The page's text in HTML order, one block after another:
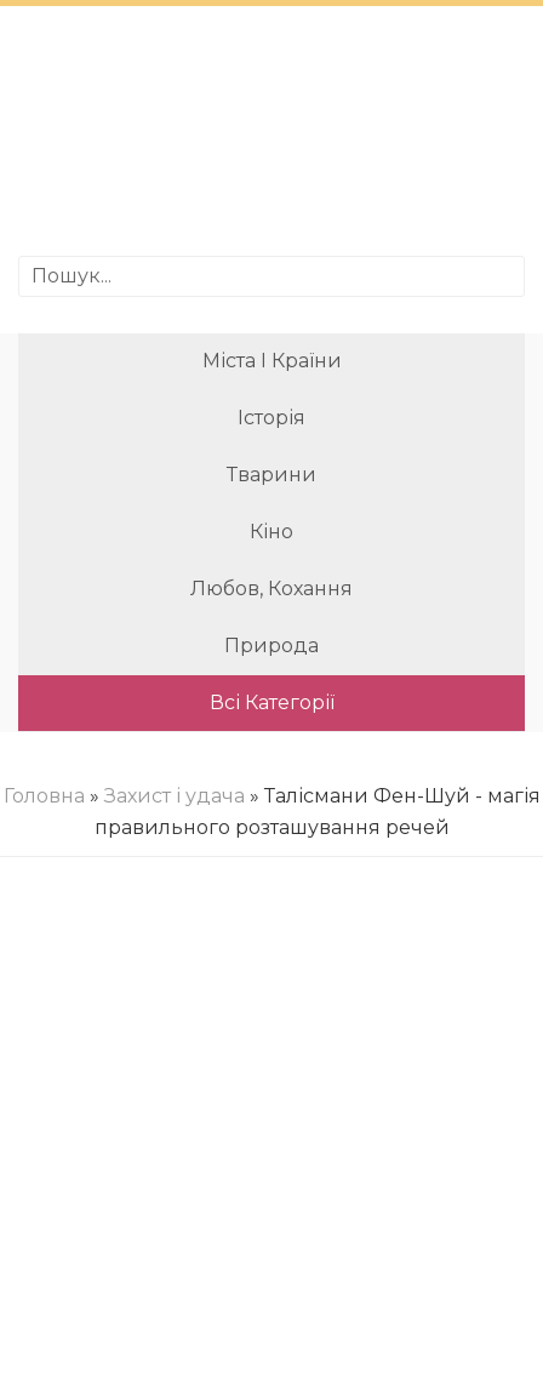
Міста І Країни
Історія
Тварини
Кіно
Любов, Кохання
Природа
Всі Категорії
Головна » Захист і удача » Талісмани Фен-Шуй - магія
правильного розташування речей